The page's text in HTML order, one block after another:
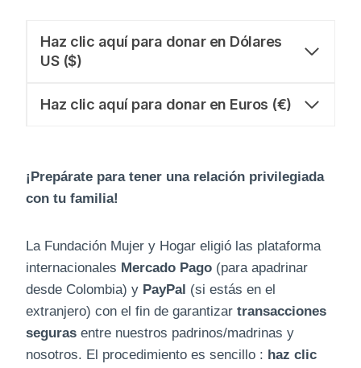
Haz clic aquí para donar en Dólares
US ($)
Haz clic aquí para donar en Euros (€)
¡Prepárate para tener una relación privilegiada
con tu familia!
La Fundación Mujer y Hogar eligió las plataforma
internacionales Mercado Pago (para apadrinar
desde Colombia) y PayPal (si estás en el
extranjero) con el fin de garantizar transacciones
seguras entre nuestros padrinos/madrinas y
nosotros. El procedimiento es sencillo : haz clic